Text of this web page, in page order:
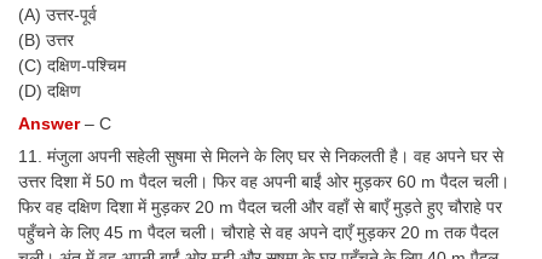
(A) उत्तर-पूर्व
(B) उत्तर
(C) दक्षिण-पश्चिम
(D) दक्षिण
Answer– C
11. मंजुला अपनी सहेली सुषमा से मिलने के लिए घर से निकलती है। वह अपने घर से
उत्तर दिशा में 50 m पैदल चली। फिर वह अपनी बाईं ओर मुड़कर 60 m पैदल चली।
फिर वह दक्षिण दिशा में मुड़कर 20 m पैदल चली और वहाँ से बाएँ मुड़ते हुए चौराहे पर
पहुँचने के लिए 45 m पैदल चली। चौराहे से वह अपने दाएँ मुड़कर 20 m तक पैदल